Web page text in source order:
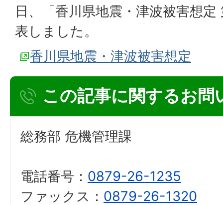
日、「香川県地震・津波被害想
表しました。
香川県地震・津波被害想定
この記事に関するお問
総務部 危機管理課
電話番号： 0879-26-1235
ファックス： 0879-26-1320